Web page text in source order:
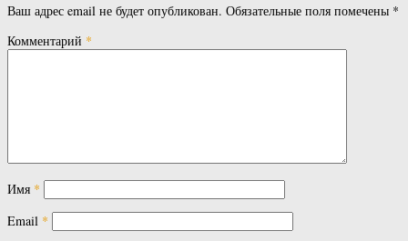
Ваш адрес email не будет опубликован. Обязательные поля помечены *
Комментарий *
Имя *
Email *